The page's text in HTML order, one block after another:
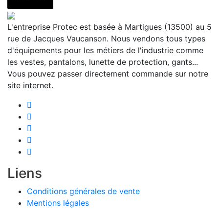
L'entreprise Protec est basée à Martigues (13500) au 5
rue de Jacques Vaucanson. Nous vendons tous types
d'équipements pour les métiers de l'industrie comme
les vestes, pantalons, lunette de protection, gants...
Vous pouvez passer directement commande sur notre
site internet.
Liens
Conditions générales de vente
Mentions légales